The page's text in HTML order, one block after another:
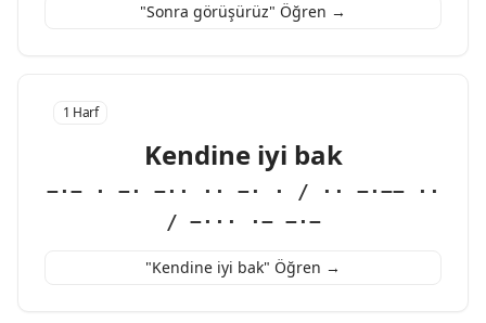
"Sonra görüşürüz" Öğren →
1 Harf
Kendine iyi bak
−·− · −· −·· ·· −· · / ·· −·−− ··
/ −··· ·− −·−
"Kendine iyi bak" Öğren →